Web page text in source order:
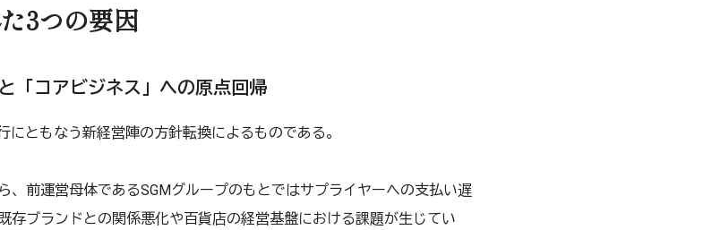
3つの要因
「コアビジネス」への原点回帰
ともなう新経営陣の方針転換によるものである。
、前運営母体であるSGMグループのもとではサプライヤーへの支払い遅
存ブランドとの関係悪化や百貨店の経営基盤における課題が生じてい